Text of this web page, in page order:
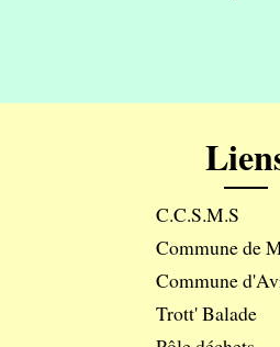
C.C.S.M.S
Commune de
Commune
Trott' Balade